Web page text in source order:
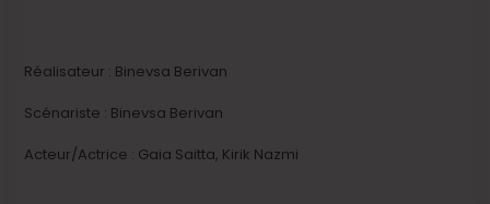
Réalisateur : Binevsa Berivan
Scénariste : Binevsa Berivan
Acteur/Actrice : Gaia Saitta, Kirik Nazmi